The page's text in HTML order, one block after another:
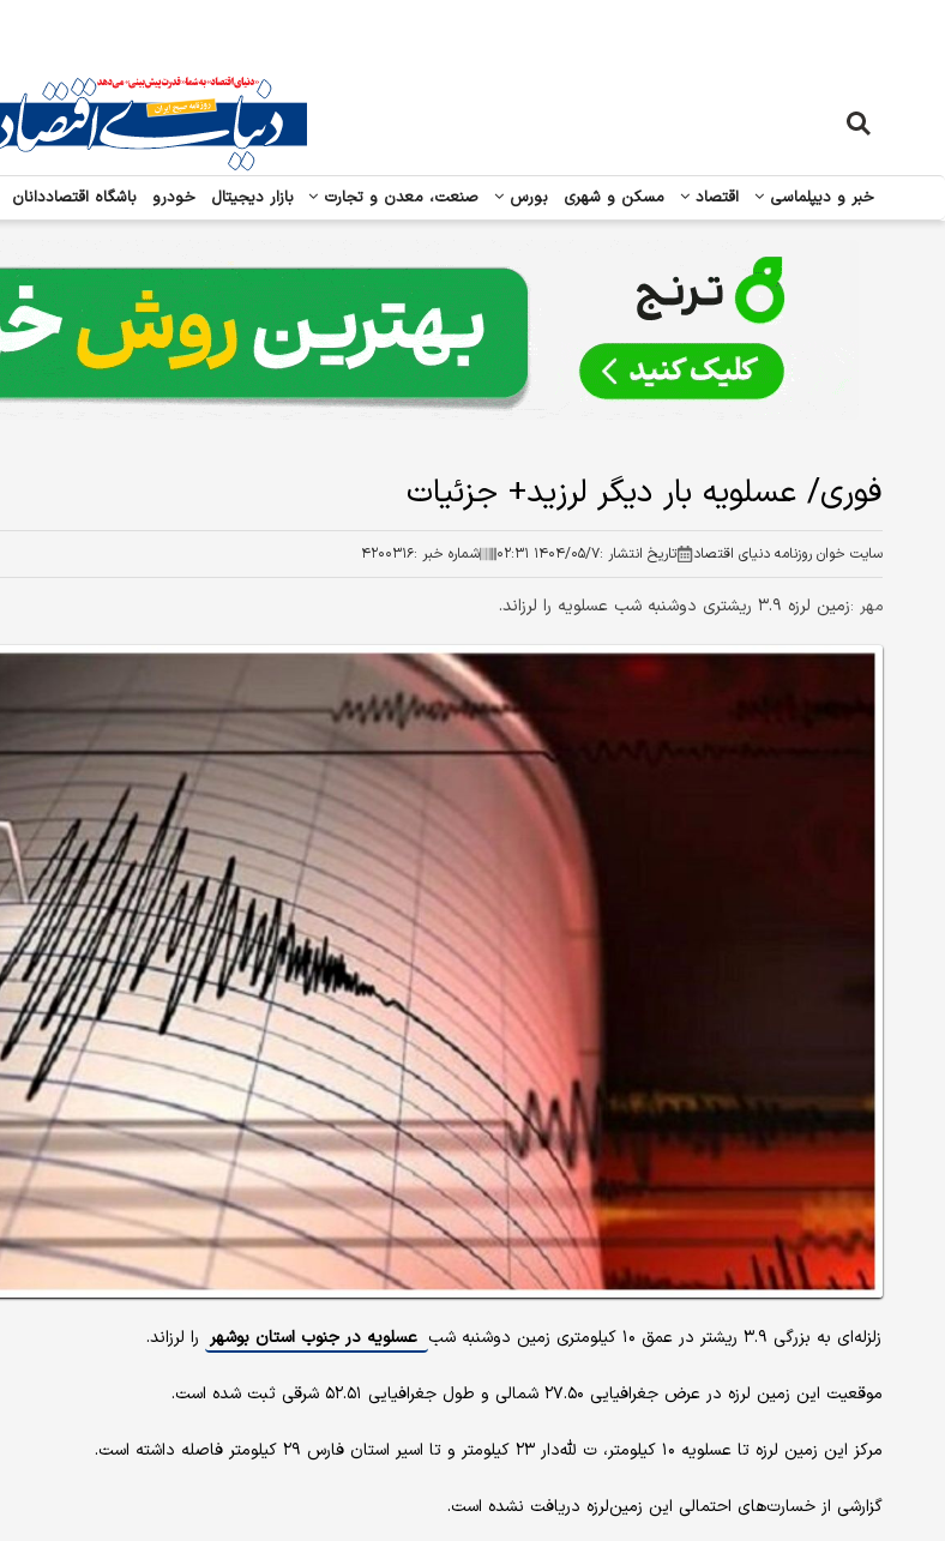
خبر و دیپلماسی اقتصاد مسکن و شهری بورس صنعت، معدن و تجارت بازار دیجیتال خودرو باشگاه اقتصاددانان
فوری/ عسلویه بار دیگر لرزید+ جزئیات
سایت خوان روزنامه دنیای اقتصاد تاریخ انتشار :۱۴۰۴/۰۵/۷ ۰۲:۳۱ شماره خبر :۴۲۰۰۳۱۶
مهر :​زمین لرزه ۳.۹ ریشتری دوشنبه شب عسلویه را لرزاند.
زلزله‌ای به بزرگی ۳.۹ ریشتر در عمق ۱۰ کیلومتری زمین دوشنبه شب عسلویه در جنوب استان بوشهر را لرزاند.
موقعیت این زمین لرزه در عرض جغرافیایی ۲۷.۵۰ شمالی و طول جغرافیایی ۵۲.۵۱ شرقی ثبت شده است.
مرکز این زمین لرزه تا عسلویه ۱۰ کیلومتر، ت لله‌دار ۲۳ کیلومتر و تا اسیر استان فارس ۲۹ کیلومتر فاصله داشته است.
گزارشی از خسارت‌های احتمالی این زمین‌لرزه دریافت نشده است.